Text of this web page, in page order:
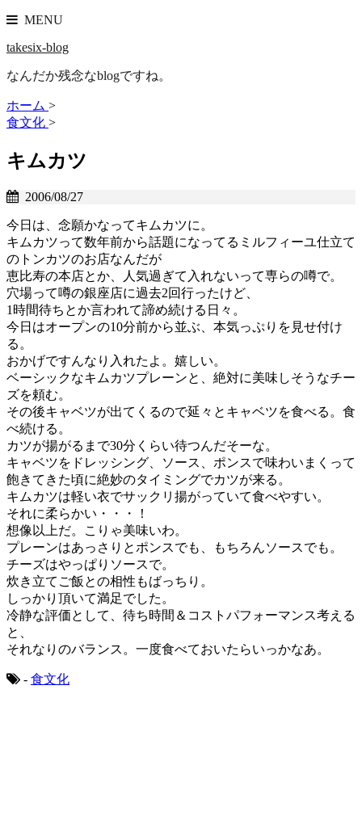
MENU
takesix-blog
なんだか残念なblogですね。
ホーム >
食文化 >
キムカツ
2006/08/27
今日は、念願かなってキムカツに。
キムカツって数年前から話題になってるミルフィーユ仕立て
のトンカツのお店なんだが
恵比寿の本店とか、人気過ぎて入れないって専らの噂で。
穴場って噂の銀座店に過去2回行ったけど、
1時間待ちとか言われて諦め続ける日々。
今日はオープンの10分前から並ぶ、本気っぷりを見せ付け
る。
おかげですんなり入れたよ。嬉しい。
ベーシックなキムカツプレーンと、絶対に美味しそうなチー
ズを頼む。
その後キャベツが出てくるので延々とキャベツを食べる。食
べ続ける。
カツが揚がるまで30分くらい待つんだそーな。
キャベツをドレッシング、ソース、ポンスで味わいまくって
飽きてきた頃に絶妙のタイミングでカツが来る。
キムカツは軽い衣でサックリ揚がっていて食べやすい。
それに柔らかい・・・！
想像以上だ。こりゃ美味いわ。
プレーンはあっさりとポンスでも、もちろんソースでも。
チーズはやっぱりソースで。
炊き立てご飯との相性もばっちり。
しっかり頂いて満足でした。
冷静な評価として、待ち時間＆コストパフォーマンス考える
と、
それなりのバランス。一度食べておいたらいっかなあ。
- 食文化